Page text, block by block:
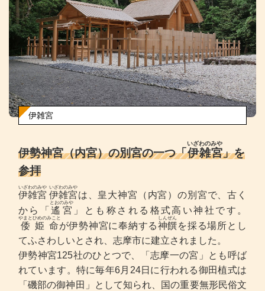
伊雑宮
伊勢神宮（内宮）の別宮の一つ「伊雑宮
いざわのみや
」を
参拝
伊雑宮
いざわのみや
伊雑宮
いざわのみや
は、皇大神宮（内宮）の別宮で、古く
から「 遙宮
とおのみや
」とも称される格式高い神社です。
倭姫命
やまとひめのみこと
が伊勢神宮に奉納する神饌
しんぜん
を採る場所とし
てふさわしいとされ、志摩市に建立されました。
伊勢神宮125社のひとつで、「志摩一の宮」とも呼ば
れています。特に毎年6月24日に行われる御田植式は
「磯部の御神田」として知られ、国の重要無形民俗文